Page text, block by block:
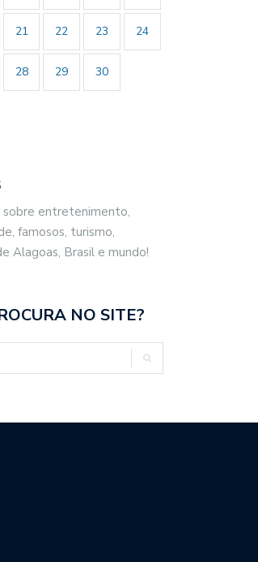
21 22 23 24
28 29 30
sobre entretenimento,
famosos, turismo,
Alagoas, Brasil e mundo!
NO SITE?